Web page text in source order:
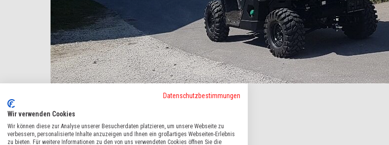
Soeben ausgeliefert in die Schwabenjagd
Datenschutzbestimmungen
Wir verwenden Cookies
Wir können diese zur Analyse unserer Besucherdaten platzieren, um unsere Webseite zu
verbessern, personalisierte Inhalte anzuzeigen und Ihnen ein großartiges Webseiten-Erlebnis
zu bieten. Für weitere Informationen zu den von uns verwendeten Cookies öffnen Sie die